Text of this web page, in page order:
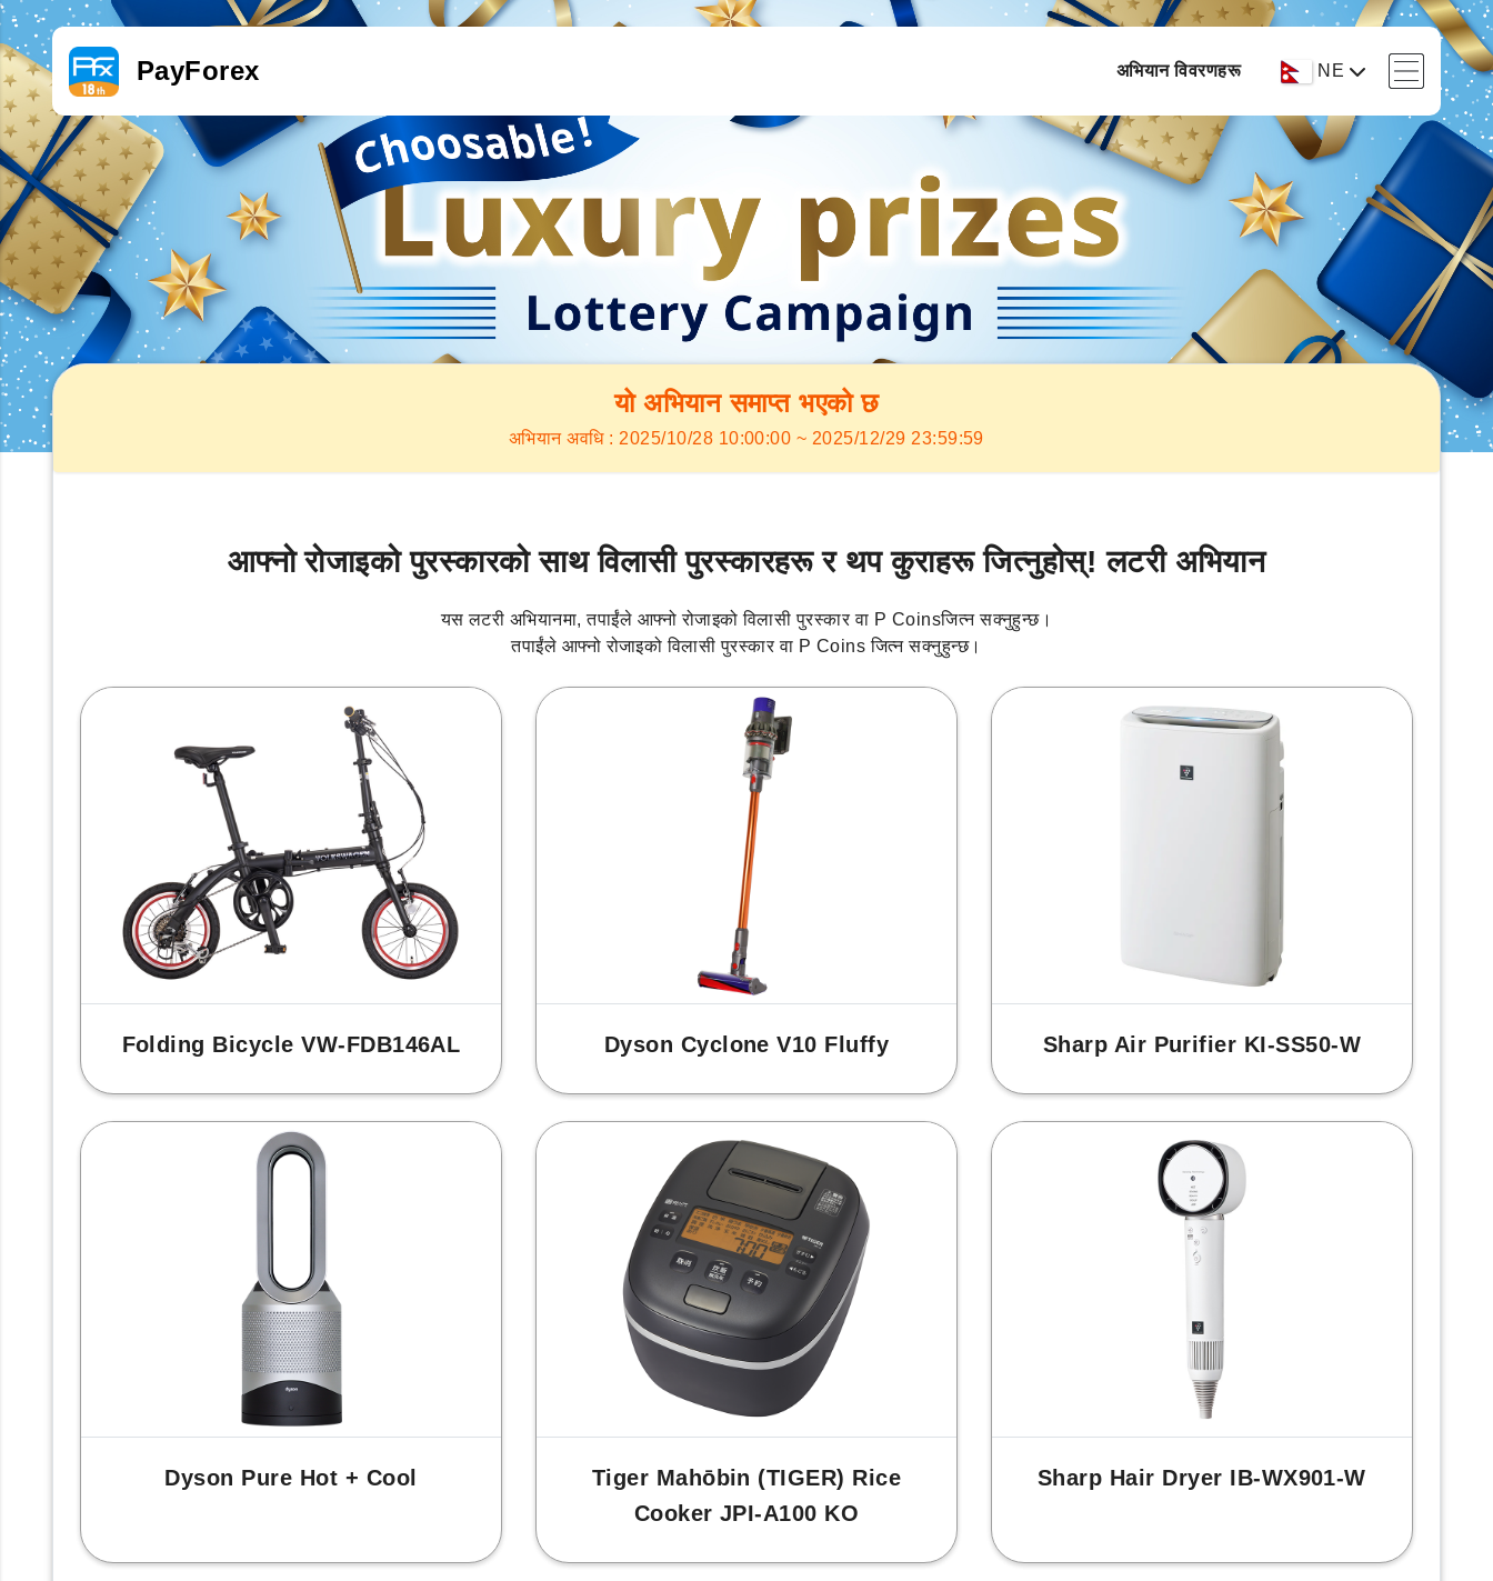
PayForex अभियान विवरणहरू NE
यो अभियान समाप्त भएको छ
अभियान अवधि : 2025/10/28 10:00:00 ~ 2025/12/29 23:59:59
आफ्नो रोजाइको पुरस्कारको साथ विलासी पुरस्कारहरू र थप कुराहरू जित्नुहोस्! लटरी अभियान
यस लटरी अभियानमा, तपाईंले आफ्नो रोजाइको विलासी पुरस्कार वा P Coinsजित्न सक्नुहुन्छ।
तपाईंले आफ्नो रोजाइको विलासी पुरस्कार वा P Coins जित्न सक्नुहुन्छ।
Folding Bicycle VW-FDB146AL Dyson Cyclone V10 Fluffy Sharp Air Purifier KI-SS50-W
Dyson Pure Hot + Cool
Tiger Mahōbin (TIGER) Rice
Cooker JPI-A100 KO
Sharp Hair Dryer IB-WX901-W